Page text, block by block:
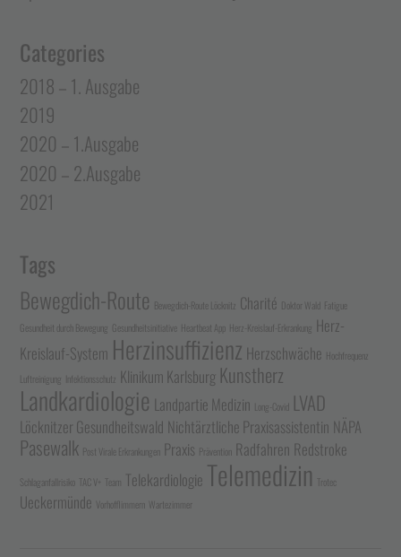
Categories
2018 – 1. Ausgabe
2019
2020 – 1.Ausgabe
2020 – 2.Ausgabe
2021
Tags
Bewegdich-Route Bewegdich-Route Löcknitz Charité Doktor Wald Fatigue
Gesundheit durch Bewegung
Gesundheitsinitiative Heartbeat App Herz-Kreislauf-Erkrankung Herz-
Kreislauf-System Herzinsuffizienz Herzschwäche Hochfrequenz
Luftreinigung
Infektionsschutz Klinikum Karlsburg Kunstherz
Landkardiologie Landpartie Medizin Long-Covid LVAD
Löcknitzer Gesundheitswald Nichtärztliche Praxisassistentin NÄPA
Pasewalk Post Virale Erkrankungen Praxis Prävention Radfahren Redstroke
Schlaganfallrisiko TAC V+ Team Telekardiologie Telemedizin Trotec
Ueckermünde Vorhofflimmern Wartezimmer